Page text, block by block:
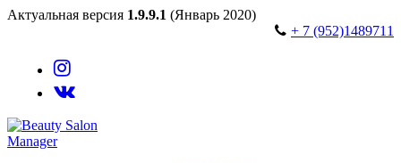
Перейти
Меню
Закрыть
Актуальная версия 1.9.9.1 (Январь 2020)
7 (952)1489711